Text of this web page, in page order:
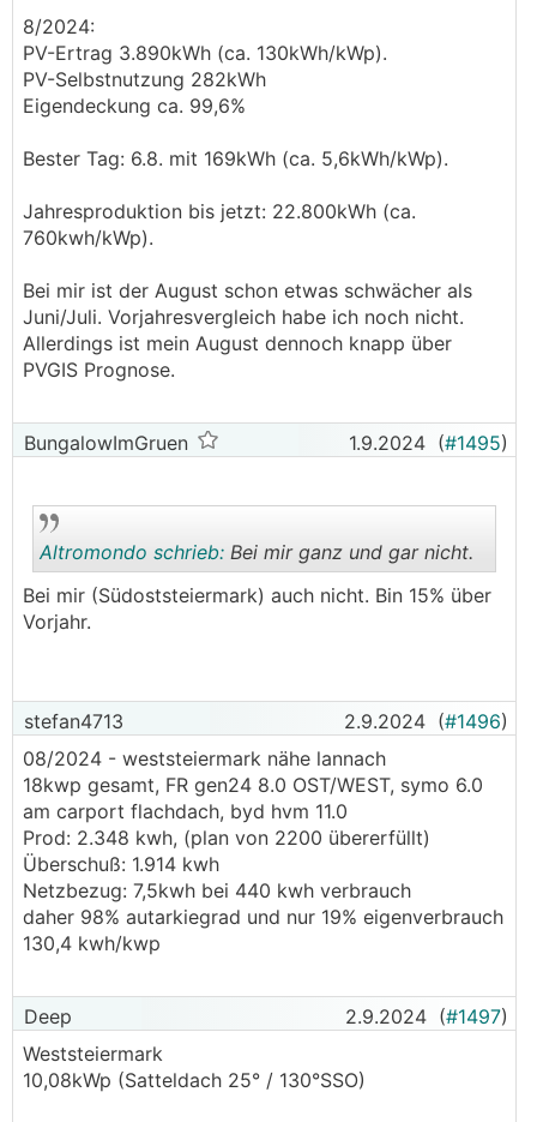
8/2024:
PV-Ertrag 3.890kWh (ca. 130kWh/kWp).
PV-Selbstnutzung 282kWh
Eigendeckung ca. 99,6%
Bester Tag: 6.8. mit 169kWh (ca. 5,6kWh/kWp).
Jahresproduktion bis jetzt: 22.800kWh (ca.
760kwh/kWp).
Bei mir ist der August schon etwas schwächer als
Juni/Juli. Vorjahresvergleich habe ich noch nicht.
Allerdings ist mein August dennoch knapp über
PVGIS Prognose.
BungalowImGruen 1.9.2024 (#1495)
Altromondo schrieb: Bei mir ganz und gar nicht.
Bei mir (Südoststeiermark) auch nicht. Bin 15% über
Vorjahr.
stefan4713 2.9.2024 (#1496)
08/2024 - weststeiermark nähe lannach
18kwp gesamt, FR gen24 8.0 OST/WEST, symo 6.0
am carport flachdach, byd hvm 11.0
Prod: 2.348 kwh, (plan von 2200 übererfüllt)
Überschuß: 1.914 kwh
Netzbezug: 7,5kwh bei 440 kwh verbrauch
daher 98% autarkiegrad und nur 19% eigenverbrauch
130,4 kwh/kwp
Deep 2.9.2024 (#1497)
Weststeiermark
10,08kWp (Satteldach 25° / 130°SSO)